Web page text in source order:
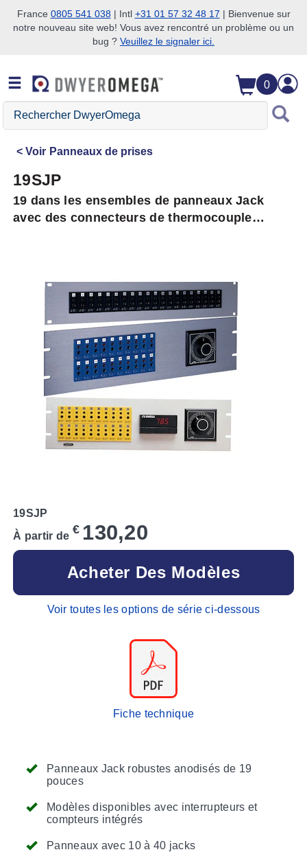
Passer à la recherche
Passer au contenu principal
Passer à la navigation
France 0805 541 038| Intl +31 01 57 32 48 17 | Bienvenue sur
notre nouveau site web! Vous avez rencontré un problème ou un
bug ? Veuillez le signaler ici.
0
Rechercher
DwyerOmega
Voir Panneaux de prises
19SJP
19 dans les ensembles de panneaux Jack
avec des connecteurs de thermocouple
Panneaux Jack robustes anodisés de 19
pouces
Modèles disponibles avec interrupteurs et
compteurs intégrés
Panneaux avec 10 à 40 jacks
19SJP
À partir de € 130,20
Acheter Des Modèles
Voir toutes les options de série ci-dessous
Fiche technique